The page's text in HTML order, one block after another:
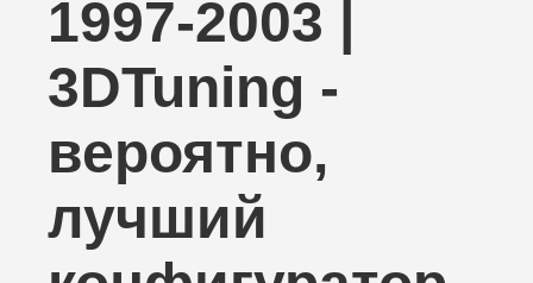
1997-2003 |
3DTuning -
вероятно,
лучший